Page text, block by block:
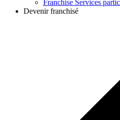
Franchise Services
Devenir franchisé